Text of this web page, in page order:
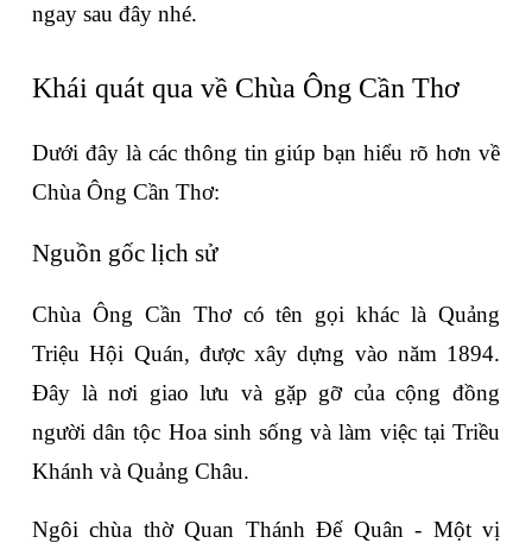
ngay sau đây nhé.
Khái quát qua về Chùa Ông Cần Thơ
Dưới đây là các thông tin giúp bạn hiểu rõ hơn về
Chùa Ông Cần Thơ:
Nguồn gốc lịch sử
Chùa Ông Cần Thơ có tên gọi khác là Quảng
Triệu Hội Quán, được xây dựng vào năm 1894.
Đây là nơi giao lưu và gặp gỡ của cộng đồng
người dân tộc Hoa sinh sống và làm việc tại Triều
Khánh và Quảng Châu.
Ngôi chùa thờ Quan Thánh Đế Quân - Một vị